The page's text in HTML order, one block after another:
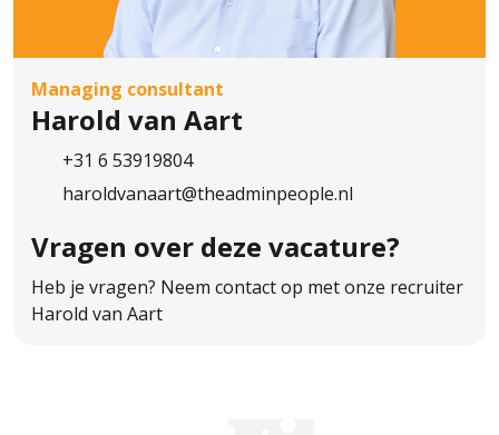
Managing consultant
Harold van Aart
+31 6 53919804
haroldvanaart@theadminpeople.nl
Vragen over deze vacature?
Heb je vragen? Neem contact op met onze recruiter
Harold van Aart